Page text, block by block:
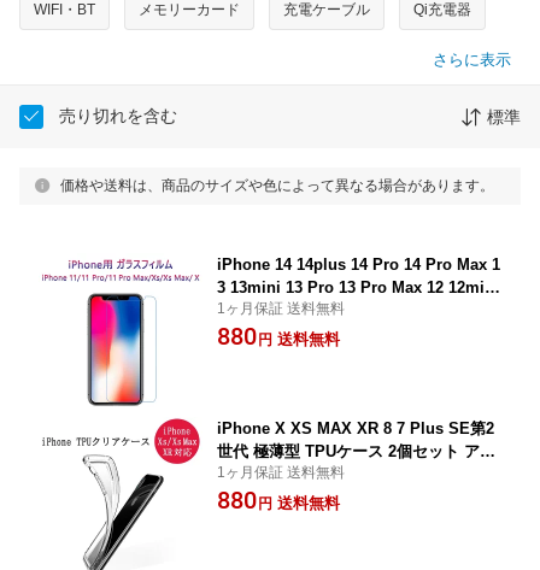
WIFI・BT メモリーカード 充電ケーブル Qi充電器
さらに表示
売り切れを含む 標準
価格や送料は、商品のサイズや色によって異なる場合があります。
iPhone 14 14plus 14 Pro 14 Pro Max 1
3 13mini 13 Pro 13 Pro Max 12 12mini
12 Pro 12 Pro Max 11 11 Pro 11 Pro M
ax XS XS XR 8 7 Plus ガラスフィルム
1ヶ月保証 送料無料
880 円 送料無料
iPhone X XS MAX XR 8 7 Plus SE第2
世代 極薄型 TPUケース 2個セット アイ
フォン スマートフォン ケース 衝撃吸収
傷防止 スリップ防止 放熱 防水 防塵 1ヶ
1ヶ月保証 送料無料
880 円 送料無料